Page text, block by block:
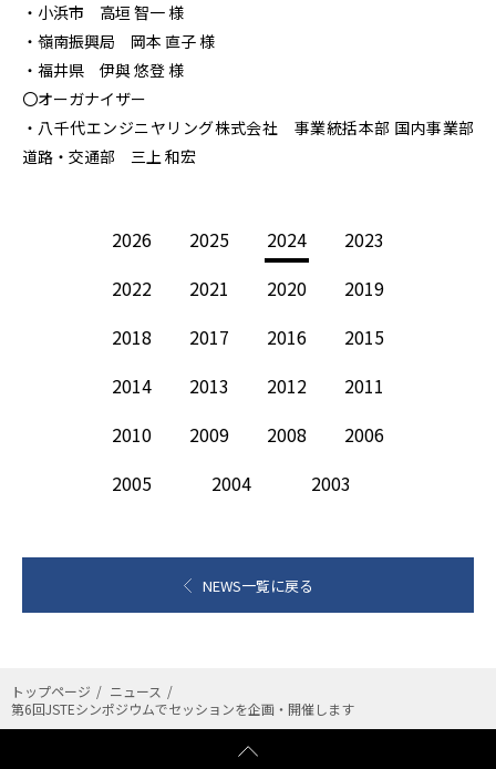
・小浜市 高垣 智一 様
・嶺南振興局 岡本 直子 様
・福井県 伊與 悠登 様
〇オーガナイザー
・八千代エンジニヤリング株式会社 事業統括本部 国内事業部
道路・交通部 三上 和宏
2026 2025 2024
2023
2022
2021 2020
2019
2018
2017 2016
2015
2014
2013 2012
2011
2010
2009 2008
2006
2005
2004 2003
NEWS一覧に戻る
トップページ
ニュース
第6回JSTEシンポジウムでセッションを企画・開催します